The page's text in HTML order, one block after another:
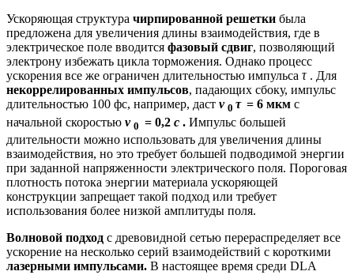
Ускоряющая структура чирпированной решетки была
предложена для увеличения длины взаимодействия, где в
электрическое поле вводится фазовый сдвиг, позволяющий
электрону избежать цикла торможения. Однако процесс
ускорения все же ограничен длительностью импульса τ. Для
некоррелированных импульсов, падающих сбоку, импульс
длительностью 100 фс, например, даст v 0 τ= 6 мкм с
начальной скоростью v 0 = 0,2 c . Импульс большей
длительности можно использовать для увеличения длины
взаимодействия, но это требует большей подводимой энергии
при заданной напряженности электрического поля. Пороговая
плотность потока энергии материала ускоряющей
конструкции запрещает такой подход или требует
использования более низкой амплитуды поля.
Волновой подход с древовидной сетью перераспределяет все
ускорение на несколько серий взаимодействий с короткими
лазерными импульсами. В настоящее время среди DLA